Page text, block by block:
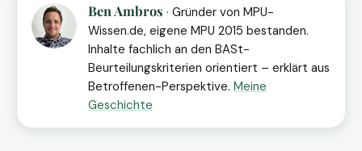
Ben Ambros · Gründer von MPU-
Wissen.de, eigene MPU 2015 bestanden.
Inhalte fachlich an den BASt-
Beurteilungskriterien orientiert – erklärt aus
Betroffenen-Perspektive. Meine
Geschichte